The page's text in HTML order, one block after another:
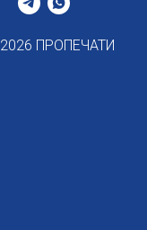
2026 ПРОПЕЧАТИ